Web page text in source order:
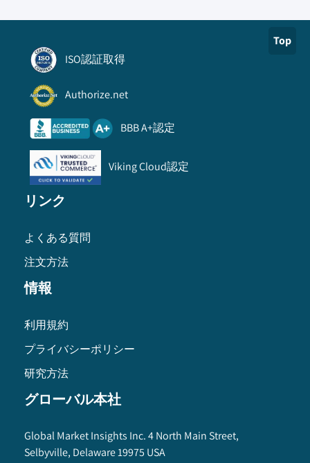
Top
ISO認証取得
Authorize.net
BBB A+認定
Viking Cloud認定
リンク
よくある質問
注文方法
情報
利用規約
プライバシーポリシー
研究方法
グローバル本社
Global Market Insights Inc. 4 North Main Street,
Selbyville, Delaware 19975 USA